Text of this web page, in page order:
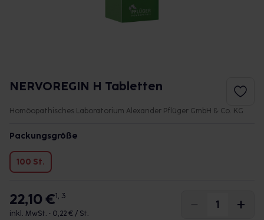
NERVOREGIN H Tabletten
Homöopathisches Laboratorium Alexander Pflüger GmbH & Co. KG
Packungsgröße
100 St.
22,10 €1, 3
inkl. MwSt. • 0,22 € / St.